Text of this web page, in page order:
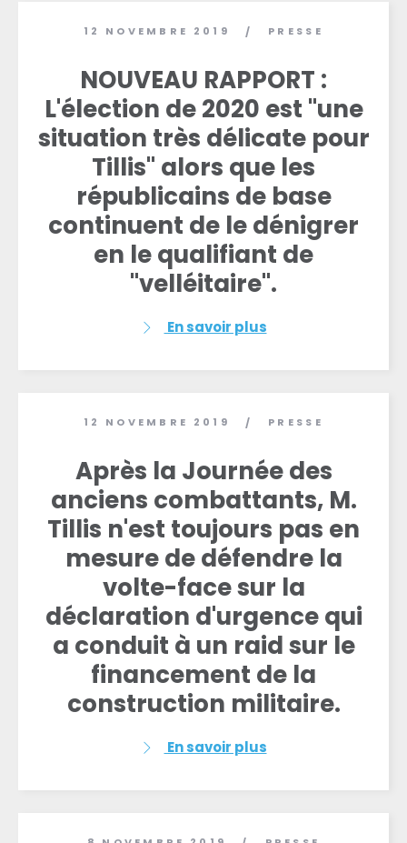
12 NOVEMBRE 2019 / PRESSE
NOUVEAU RAPPORT :
L'élection de 2020 est "une
situation très délicate pour
Tillis" alors que les
républicains de base
continuent de le dénigrer
en le qualifiant de
"velléitaire".
En savoir plus
12 NOVEMBRE 2019 / PRESSE
Après la Journée des
anciens combattants, M.
Tillis n'est toujours pas en
mesure de défendre la
volte-face sur la
déclaration d'urgence qui
a conduit à un raid sur le
financement de la
construction militaire.
En savoir plus